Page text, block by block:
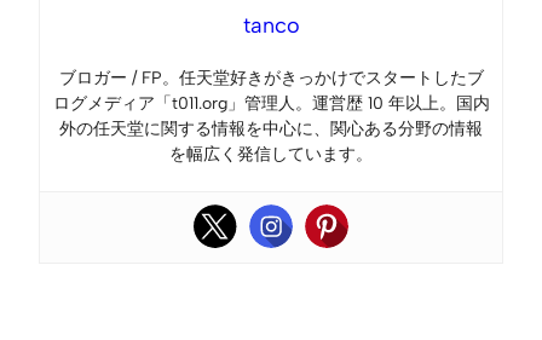
tanco
ブロガー / FP。任天堂好きがきっかけでスタートしたブ
ログメディア「t011.org」管理人。運営歴 10 年以上。国内
外の任天堂に関する情報を中心に、関心ある分野の情報
を幅広く発信しています。